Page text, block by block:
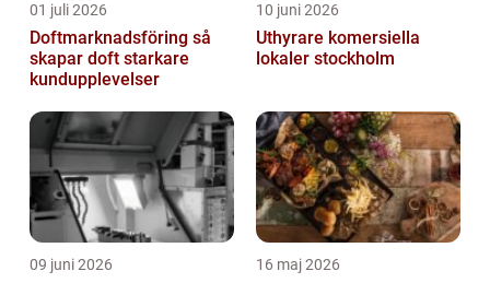
01 juli 2026
Doftmarknadsföring så
skapar doft starkare
kundupplevelser
10 juni 2026
Uthyrare komersiella
lokaler stockholm
09 juni 2026 16 maj 2026